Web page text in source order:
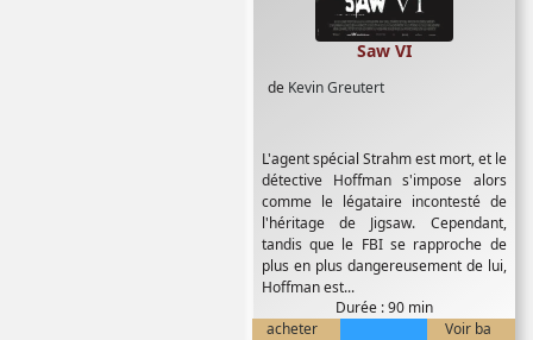
de Kevin Greutert
Saw VI
L'agent spécial Strahm est mort, et le
détective Hoffman s'impose alors
comme le légataire incontesté de
l'héritage de Jigsaw. Cependant,
tandis que le FBI se rapproche de
plus en plus dangereusement de lui,
Hoffman est...
Durée : 90 min
acheter
Voir ba